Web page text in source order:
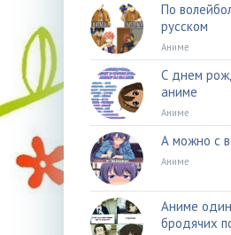
По
русском
Аниме
С днем
аниме
Аниме
А можно с
Аниме
Аниме
бродячих